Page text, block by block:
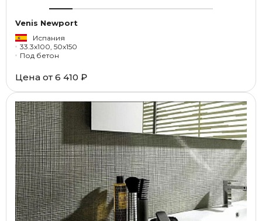
Venis Newport
Испания
33.3x100, 50x150
Под бетон
Цена от 6 410 ₽